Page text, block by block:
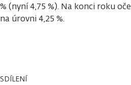
% (nyní 4,75 %). Na konci roku
na úrovni 4,25 %.
SDÍLENÍ